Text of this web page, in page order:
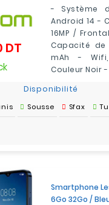
- Système
Android 14 -
16MP /
Capacité
mAh -
Couleur Noir
DTPrix
Disponibilité
Sousse Sfax
Smartphone
6Go 32Go /